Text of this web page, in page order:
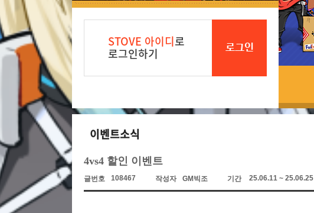
STOVE 아이디로
로그인하기 로그인
이벤트소식
4vs4 할인 이벤트
글번호 108467 작성자 GM빅조 기간 25.06.11 ~ 25.06.25